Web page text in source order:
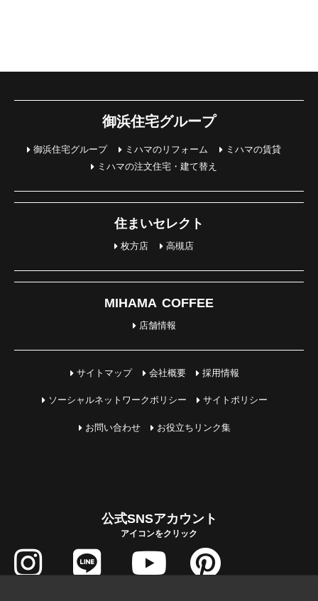
御浜住宅グループ
御浜住宅グループ ミハマのリフォーム
ミハマの賃貸
ミハマの注文住宅・建て替え
住まいセレクト
枚方店 高槻店
MIHAMA COFFEE
店舗情報
サイトマップ 会社概要 採用情報
ソーシャルネットワークポリシー サイトポリシー
お問い合わせ お役立ちリンク集
公式SNSアカウント
アイコンをクリック